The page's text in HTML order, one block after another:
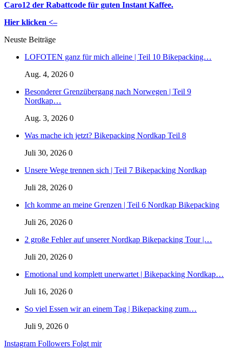
Caro12 der Rabattcode für guten Instant Kaffee.
Hier klicken <–
Neuste Beiträge
LOFOTEN ganz für mich alleine | Teil 10 Bikepacking…
Aug. 4, 2026 0
Besonderer Grenzübergang nach Norwegen | Teil 9
Nordkap…
Aug. 3, 2026 0
Was mache ich jetzt? Bikepacking Nordkap Teil 8
Juli 30, 2026 0
Unsere Wege trennen sich | Teil 7 Bikepacking Nordkap
Juli 28, 2026 0
Ich komme an meine Grenzen | Teil 6 Nordkap Bikepacking
Juli 26, 2026 0
2 große Fehler auf unserer Nordkap Bikepacking Tour |…
Juli 20, 2026 0
Emotional und komplett unerwartet | Bikepacking Nordkap…
Juli 16, 2026 0
So viel Essen wir an einem Tag | Bikepacking zum…
Juli 9, 2026 0
Instagram Followers Folgt mir